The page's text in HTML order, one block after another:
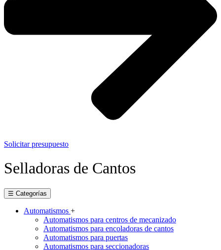
Solicitar presupuesto
Selladoras de Cantos
☰ Categorías
Automatismos +
Automatismos para centros de mecanizado
Automatismos para encoladoras de cantos
Automatismos para puertas
Automatismos para seccionadoras